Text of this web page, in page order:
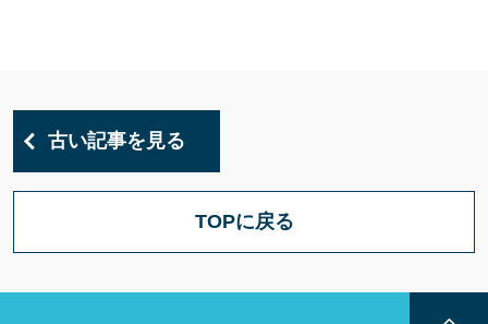
古い記事を見る
TOPに戻る